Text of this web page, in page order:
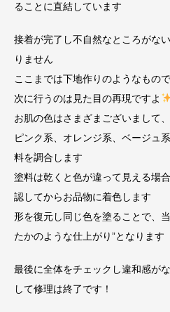
ることに直結しています
接着が完了し不自然なところがな
りません
ここまでは下地作りのようなもの
次に行うのは見た目の再現ですよ
お肌の色はさまざまございまして、
ピンク系、オレンジ系、ベージュ
料を調合します
塗料は乾くと色が違って見える場
認してからお品物に着色します
形を復元し同じ色を塗ることで、
たかのような仕上がり”となります
最後に全体をチェックし違和感が
して修理は終了です！